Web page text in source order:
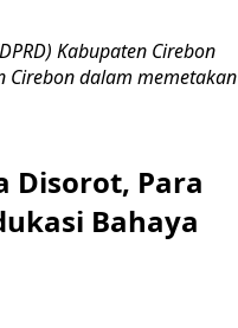
Kabupaten Cirebon
Cirebon dalam memetakan
Disorot, Para
Bahaya